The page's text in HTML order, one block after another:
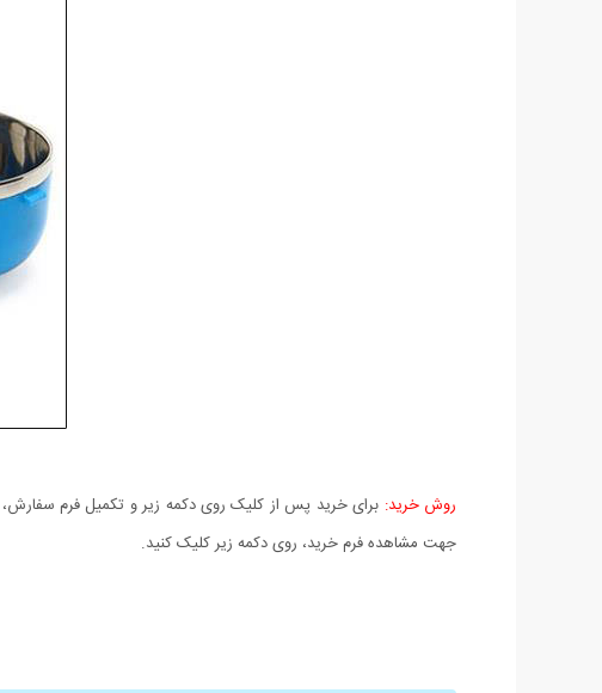
روش خرید: برای خرید پس از کلیک روی دکمه زیر و تکمیل فرم سفارش،
جهت مشاهده فرم خرید، روی دکمه زیر کلیک کنید.